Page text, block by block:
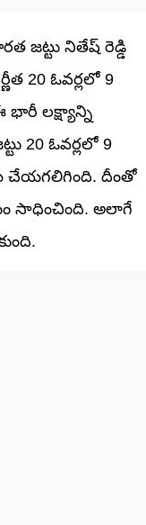
జట్టు నితేష్ రెడ్డి
20 ఓవర్లలో 9
భారీ లక్ష్యాన్ని
20 ఓవర్లలో 9
చేయగలిగింది. దీంతో
సాధించింది. అలాగే